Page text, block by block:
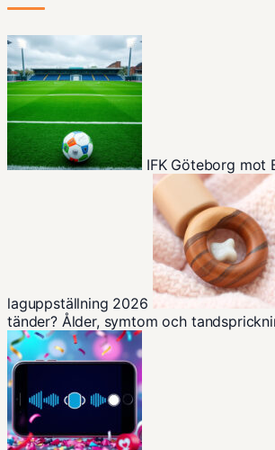
IFK Göteborg mot
laguppställning 2026
tänder? Ålder, symtom och